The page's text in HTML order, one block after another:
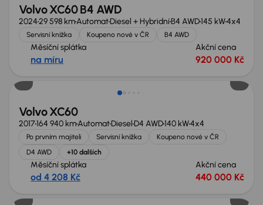
Volvo XC60 B4 AWD
202429 598 kmAutomatDiesel + HybridníB4 AWD145 kW4x4
Servisní knížka Koupeno nové v ČR B4 AWD
Měsíční splátka
na míru
Akční cena
920 000 Kč
Možnost odpočtu DPH
Volvo XC60
2017164 940 kmAutomatDiesel D4 AWD140 kW4x4
Po prvním majiteli Servisní knížka
Koupeno nové v ČR
D4 AWD
+10 dalších
Měsíční splátka
od 4 208 Kč
Akční cena
440 000 Kč
Zlevněno o 30 000 Kč